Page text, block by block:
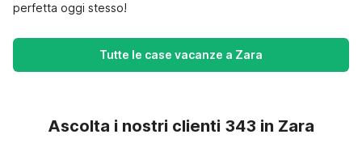
perfetta oggi stesso!
Tutte le case vacanze a Zara
Ascolta i nostri clienti 343 in Zara